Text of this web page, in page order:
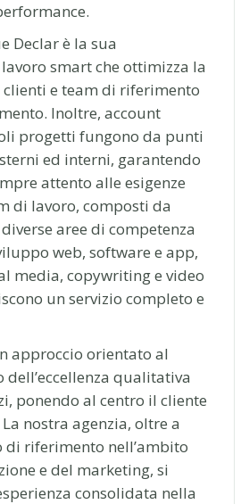
Declar è la sua
smart che ottimizza la
clienti e team di riferimento
Inoltre, account
progetti fungono da punti
ed interni, garantendo
attento alle esigenze
di lavoro, composti da
aree di competenza
web, software e app,
media, copywriting e video
un servizio completo e
approccio orientato al
qualitativa
ponendo al centro il cliente
nostra agenzia, oltre a
di riferimento nell’ambito
e del marketing, si
consolidata nella